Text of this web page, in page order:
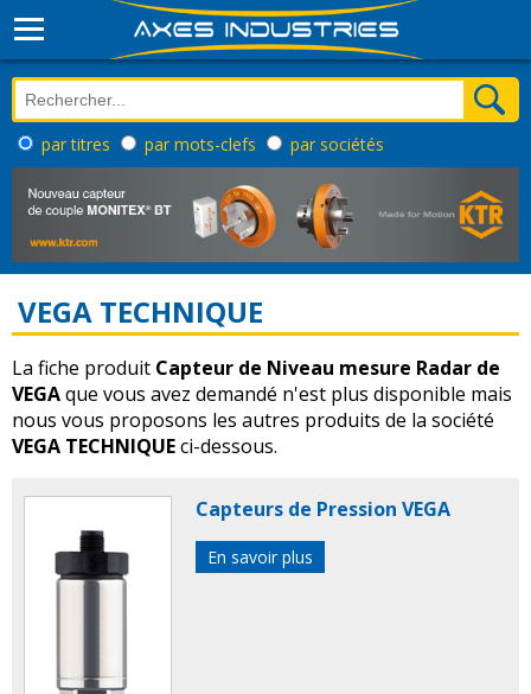
par titres par mots-clefs par sociétés
VEGA TECHNIQUE
La fiche produit Capteur de Niveau mesure Radar de
VEGAque vous avez demandé n'est plus disponible mais
nous vous proposons les autres produits de la société
VEGA TECHNIQUEci-dessous.
Capteurs de Pression VEGA
En savoir plus